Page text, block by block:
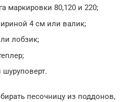
маркировки 80,120 и 220;
4 см или валик;
лобзик;
песочницу из поддонов,